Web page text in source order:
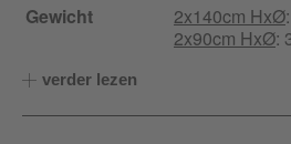
Gewicht
2x140cm HxØ
2x90cm HxØ:
verder lezen